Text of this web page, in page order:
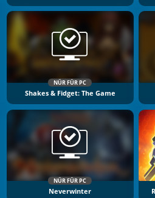
NÜR FÜR PC
Shakes & Fidget: The Game
NÜR FÜR PC
Neverwinter